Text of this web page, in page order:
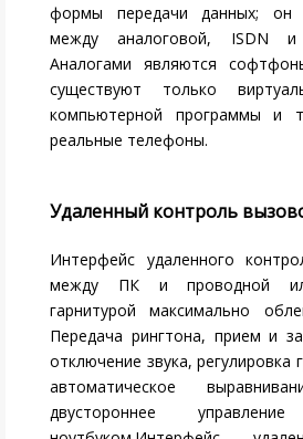
формы передачи данных; он
между аналоговой, ISDN
Аналогами являются
существуют только
компьютерной программы и
реальные телефоны.
Удаленный контроль
Интерфейс удаленного
между ПК и проводной
гарнитурой максимально
Передача рингтона, прием и
отключение звука, регулировка
автоматическое
двустороннее